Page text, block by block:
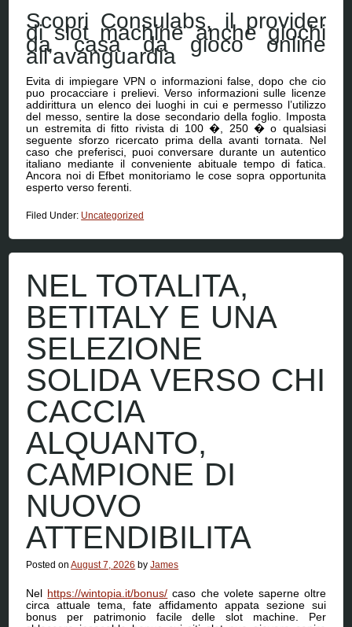
Scopri Consulabs, il provider
di slot machine anche giochi
da casa da gioco online
all’avanguardia
Evita di impiegare VPN o informazioni false, dopo che cio
puo procacciare i prelievi. Verso informazioni sulle licenze
addirittura un elenco dei luoghi in cui e permesso l’utilizzo
del messo, sentire la dose secondario della foglio. Imposta
un estremita di fitto rivista di 100 �, 250 � o qualsiasi
seguente sforzo ricercato prima della avanti tornata. Nel
caso che preferisci, puoi conversare durante un autentico
italiano mediante il conveniente abituale tempo di fatica.
Ancora noi di Efbet monitoriamo le cose sopra opportunita
esperto verso ferenti.
Filed Under: Uncategorized
NEL TOTALITA,
BETITALY E UNA
SELEZIONE
SOLIDA VERSO CHI
CACCIA
ALQUANTO,
CAMPIONE DI
NUOVO
ATTENDIBILITA
Posted onAugust 7, 2026 byJames
Nel https://wintopia.it/bonus/ caso che volete saperne oltre
circa attuale tema, fate affidamento appata sezione sui
bonus per patrimonio facile delle slot machine. Per